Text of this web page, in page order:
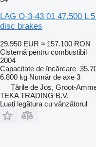
LAG O-3-43 01 47.500 L
disc brakes
29.950 EUR ≈ 157.100 RON
Cisternă pentru combustibil
2004
Capacitate de încărcare
6.800 kg Număr de axe 3
Țările de Jos, Groot-
TEKA TRADING B.V.
Luați legătura cu vânzătorul